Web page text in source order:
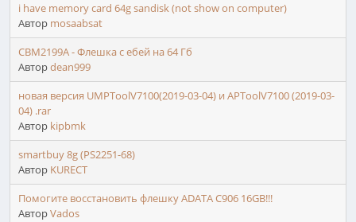
i have memory card 64g sandisk (not show on computer)
Автор mosaabsat
CBM2199A - Флешка с ебей на 64 Гб
Авторdean999
новая версия UMPToolV7100(2019-03-04) и APToolV7100 (2019-03-
04) .rar
Автор kipbmk
smartbuy 8g (PS2251-68)
Автор KURECT
Помогите восстановить флешку ADATA C906 16GB!!!
АвторVados